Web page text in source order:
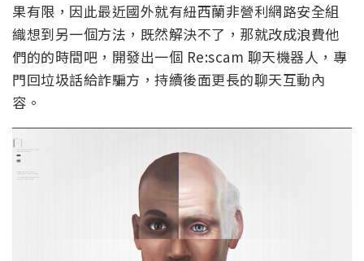
果有限，因此最近國外就有紐西蘭非營利網路安全組
織想到另一個方法，既然解決不了，那就改成浪費他
們的的時間吧，開發出一個 Re:scam 聊天機器人，專
門回垃圾話給詐騙方，持續後面更長的聊天互動內
容。